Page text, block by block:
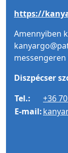
https://
Amennyiben
Diszpécser
Tel.:
+36
E-mail: